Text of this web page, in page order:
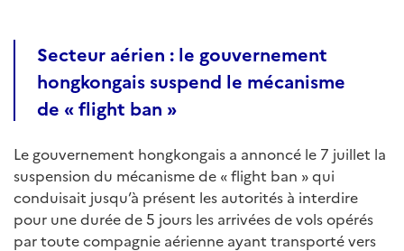
Secteur aérien : le gouvernement
hongkongais suspend le mécanisme
de « flight ban »
Le gouvernement hongkongais a annoncé le 7 juillet la
suspension du mécanisme de « flight ban » qui
conduisait jusqu’à présent les autorités à interdire
pour une durée de 5 jours les arrivées de vols opérés
par toute compagnie aérienne ayant transporté vers